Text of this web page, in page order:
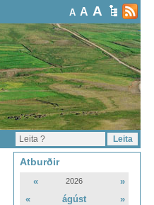
A A A
Atburðir
« 2026
»
«
ágúst »